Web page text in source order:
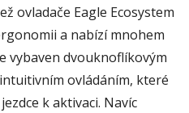
ovladače Eagle Ecosystem
a nabízí mnohem
vybaven dvouknoflíkovým
ovládáním, které
k aktivaci. Navíc